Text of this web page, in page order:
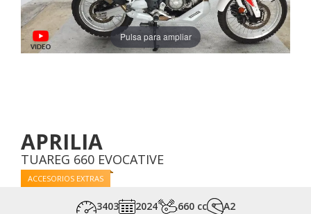
Pulsa para ampliar
APRILIA
TUAREG 660 EVOCATIVE
ACCESORIOS EXTRAS
3403 2024 660 cc
A2